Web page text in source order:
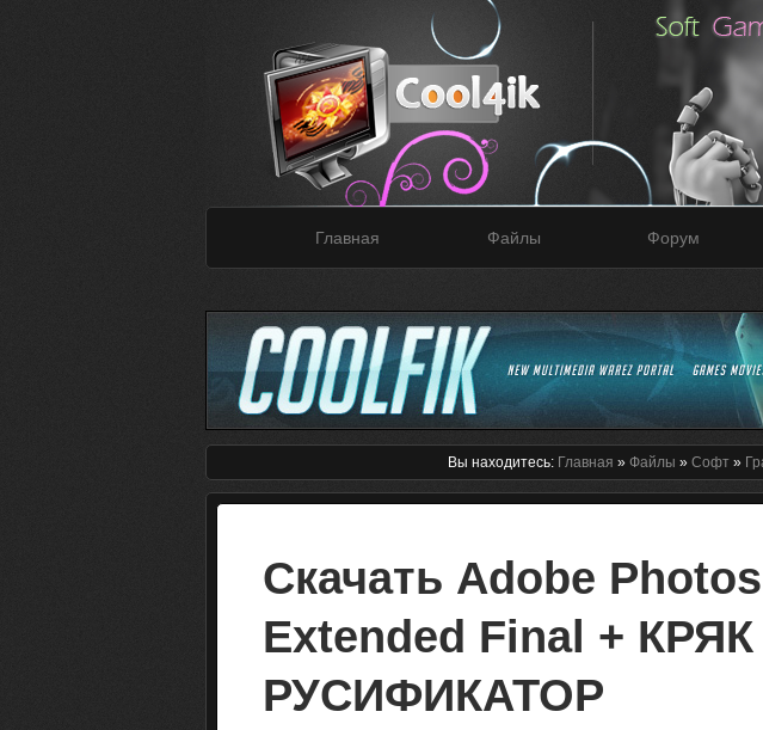
Главная Файлы Форум
Вы находитесь: Главная » Файлы » Софт»
Скачать Adobe
Extended Final + КРЯК
РУСИФИКАТОР